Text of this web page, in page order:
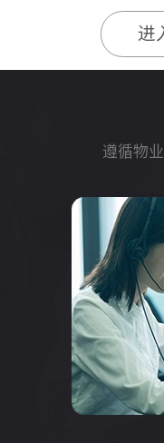
进
遵循物